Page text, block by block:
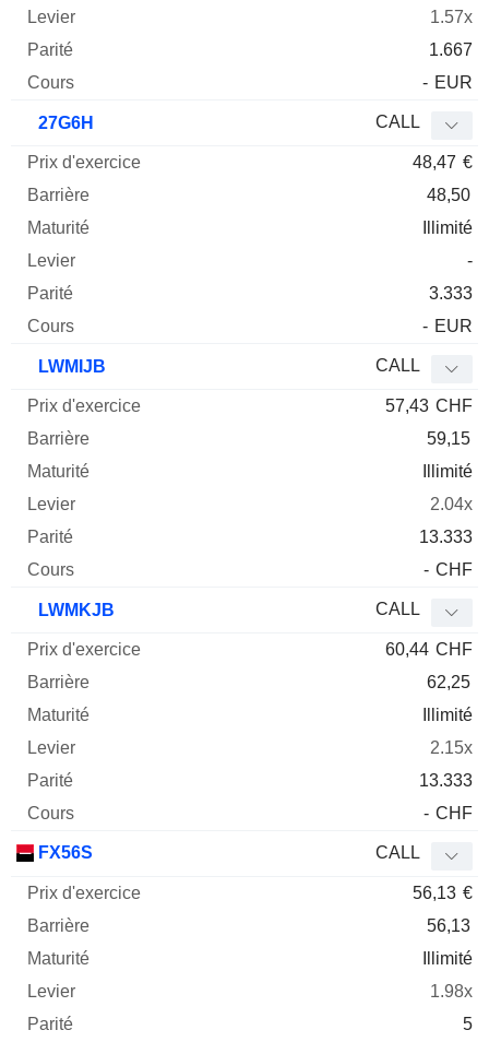
1.57x
1.667
- EUR
27G6H CALL
48,47 €
48,50
Illimité
-
3.333
- EUR
LWMIJB CALL
57,43 CHF
59,15
Illimité
2.04x
13.333
- CHF
LWMKJB CALL
60,44 CHF
62,25
Illimité
2.15x
13.333
- CHF
FX56S CALL
56,13 €
56,13
Illimité
1.98x
5